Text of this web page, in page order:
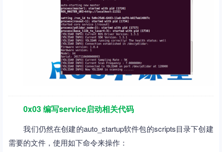
0x03 编写service启动相关代码
我们仍然在创建的auto_startup软件包的scripts目录下创建
需要的文件，使用如下命令来操作：